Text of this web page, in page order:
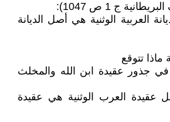
ج 1 ص 1047):
العربية الوثنية هي أصل الديانة
جذور عقيدة ابن الله والمخلث
عقيدة العرب الوثنية هي عقيدة